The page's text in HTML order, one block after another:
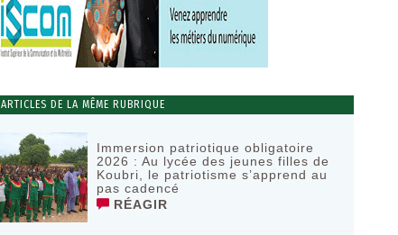
ARTICLES DE LA MÊME RUBRIQUE
Immersion patriotique obligatoire
2026 : Au lycée des jeunes filles de
Koubri, le patriotisme s’apprend au
pas cadencé
RÉAGIR